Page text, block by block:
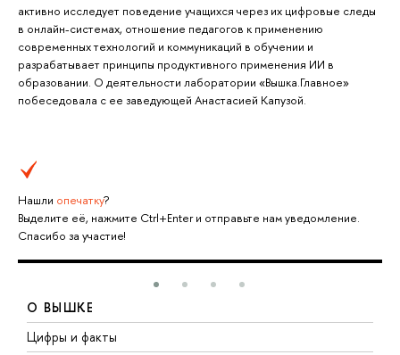
активно исследует поведение учащихся через их цифровые следы
в онлайн-системах, отношение педагогов к применению
современных технологий и коммуникаций в обучении и
разрабатывает принципы продуктивного применения ИИ в
образовании. О деятельности лаборатории «Вышка.Главное»
побеседовала с ее заведующей Анастасией Капузой.
Нашли опечатку?
Выделите её, нажмите Ctrl+Enter и отправьте нам уведомление.
Спасибо за участие!
О ВЫШКЕ
Цифры и факты